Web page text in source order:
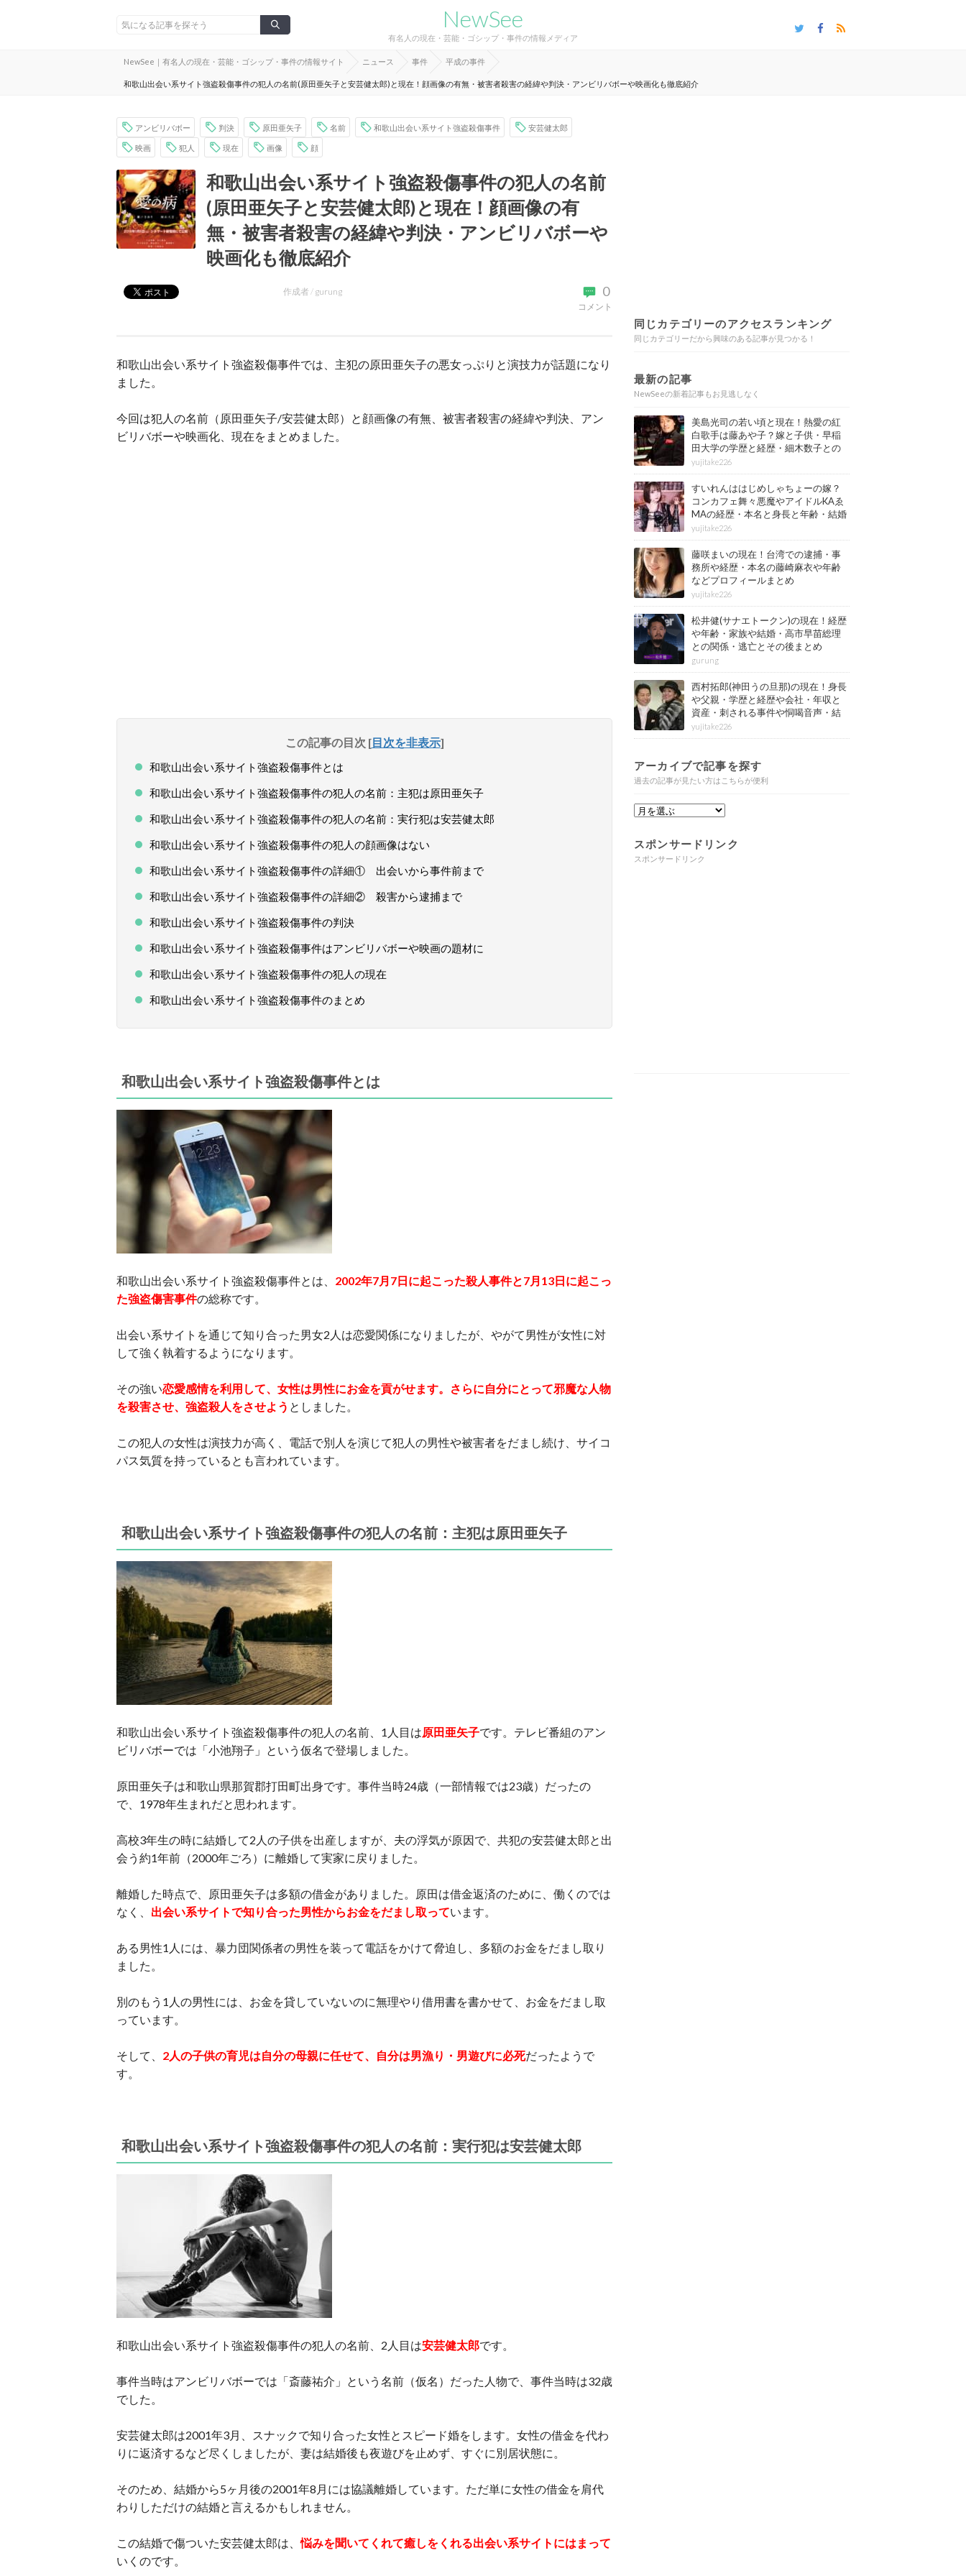
NewSee
有名人の現在・芸能・ゴシップ・事件の情報メディア
NewSee｜有名人の現在・芸能・ゴシップ・事件の情報サイト ニュース 事件 平成の事件
和歌山出会い系サイト強盗殺傷事件の犯人の名前(原田亜矢子と安芸健太郎)と現在！顔画像の有無・被害者殺害の経緯や判決・アンビリバボーや映画化も徹底紹介
アンビリバボー 判決 原田亜矢子 名前 和歌山出会い系サイト強盗殺傷事件 安芸健太郎
映画 犯人 現在 画像 顔
和歌山出会い系サイト強盗殺傷事件の犯人の名前
(原田亜矢子と安芸健太郎)と現在！顔画像の有
無・被害者殺害の経緯や判決・アンビリバボーや
映画化も徹底紹介
0
コメント
作成者 / gurung
和歌山出会い系サイト強盗殺傷事件では、主犯の原田亜矢子の悪女っぷりと演技力が話題になり
ました。
今回は犯人の名前（原田亜矢子/安芸健太郎）と顔画像の有無、被害者殺害の経緯や判決、アン
ビリバボーや映画化、現在をまとめました。
この記事の目次 [目次を非表示]
和歌山出会い系サイト強盗殺傷事件とは
和歌山出会い系サイト強盗殺傷事件の犯人の名前：主犯は原田亜矢子
和歌山出会い系サイト強盗殺傷事件の犯人の名前：実行犯は安芸健太郎
和歌山出会い系サイト強盗殺傷事件の犯人の顔画像はない
和歌山出会い系サイト強盗殺傷事件の詳細① 出会いから事件前まで
和歌山出会い系サイト強盗殺傷事件の詳細② 殺害から逮捕まで
和歌山出会い系サイト強盗殺傷事件の判決
和歌山出会い系サイト強盗殺傷事件はアンビリバボーや映画の題材に
和歌山出会い系サイト強盗殺傷事件の犯人の現在
和歌山出会い系サイト強盗殺傷事件のまとめ
和歌山出会い系サイト強盗殺傷事件とは
和歌山出会い系サイト強盗殺傷事件とは、 2002年7月7日に起こった殺人事件と7月13日に起こっ
た強盗傷害事件の総称です。
出会い系サイトを通じて知り合った男女2人は恋愛関係になりましたが、やがて男性が女性に対
して強く執着するようになります。
その強い恋愛感情を利用して、女性は男性にお金を貢がせます。さらに自分にとって邪魔な人物
を殺害させ、強盗殺人をさせよう としました。
この犯人の女性は演技力が高く、電話で別人を演じて犯人の男性や被害者をだまし続け、サイコ
パス気質を持っているとも言われています。
和歌山出会い系サイト強盗殺傷事件の犯人の名前：主犯は原田亜矢子
和歌山出会い系サイト強盗殺傷事件の犯人の名前、1人目は原田亜矢子です。テレビ番組のアン
ビリバボーでは「小池翔子」という仮名で登場しました。
原田亜矢子は和歌山県那賀郡打田町出身です。事件当時24歳（一部情報では23歳）だったの
で、1978年生まれだと思われます。
高校3年生の時に結婚して2人の子供を出産しますが、夫の浮気が原因で、共犯の安芸健太郎と出
会う約1年前（2000年ごろ）に離婚して実家に戻りました。
離婚した時点で、原田亜矢子は多額の借金がありました。原田は借金返済のために、働くのでは
なく、 出会い系サイトで知り合った男性からお金をだまし取っています。
ある男性1人には、暴力団関係者の男性を装って電話をかけて脅迫し、多額のお金をだまし取り
ました。
別のもう1人の男性には、お金を貸していないのに無理やり借用書を書かせて、お金をだまし取
っています。
そして、 2人の子供の育児は自分の母親に任せて、自分は男漁り・男遊びに必死だったようで
す。
和歌山出会い系サイト強盗殺傷事件の犯人の名前：実行犯は安芸健太郎
和歌山出会い系サイト強盗殺傷事件の犯人の名前、2人目は安芸健太郎です。
事件当時はアンビリバボーでは「斎藤祐介」という名前（仮名）だった人物で、事件当時は32歳
でした。
安芸健太郎は2001年3月、スナックで知り合った女性とスピード婚をします。女性の借金を代わ
りに返済するなど尽くしましたが、妻は結婚後も夜遊びを止めず、すぐに別居状態に。
そのため、結婚から5ヶ月後の2001年8月には協議離婚しています。ただ単に女性の借金を肩代
わりしただけの結婚と言えるかもしれません。
この結婚で傷ついた安芸健太郎は、悩みを聞いてくれて癒しをくれる出会い系サイトにはまって
いくのです。
同じカテゴリーのアクセスランキング
同じカテゴリーだから興味のある記事が見つかる！
最新の記事
NewSeeの新着記事もお見逃しなく
美島光司の若い頃と現在！熱愛の紅
白歌手は藤あや子？嫁と子供・早稲
田大学の学歴と経歴・細木数子との
確執もまとめ
yujitake226
すいれんははじめしゃちょーの嫁？
コンカフェ舞々悪魔やアイドルKAゑ
MAの経歴・本名と身長と年齢・結婚
情報もまとめ
yujitake226
藤咲まいの現在！台湾での逮捕・事
務所や経歴・本名の藤崎麻衣や年齢
などプロフィールまとめ
yujitake226
松井健(サナエトークン)の現在！経歴
や年齢・家族や結婚・高市早苗総理
との関係・逃亡とその後まとめ
gurung
西村拓郎(神田うの旦那)の現在！身長
や父親・学歴と経歴や会社・年収と
資産・刺される事件や恫喝音声・結
婚と子供や自宅・脳梗塞の病気もま
とめ
yujitake226
アーカイブで記事を探す
過去の記事が見たい方はこちらが便利
スポンサードリンク
スポンサードリンク